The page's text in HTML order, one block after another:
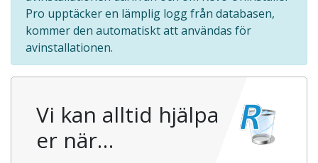
Pro upptäcker en lämplig logg från databasen,
kommer den automatiskt att användas för
avinstallationen.
Vi kan alltid hjälpa
er när…